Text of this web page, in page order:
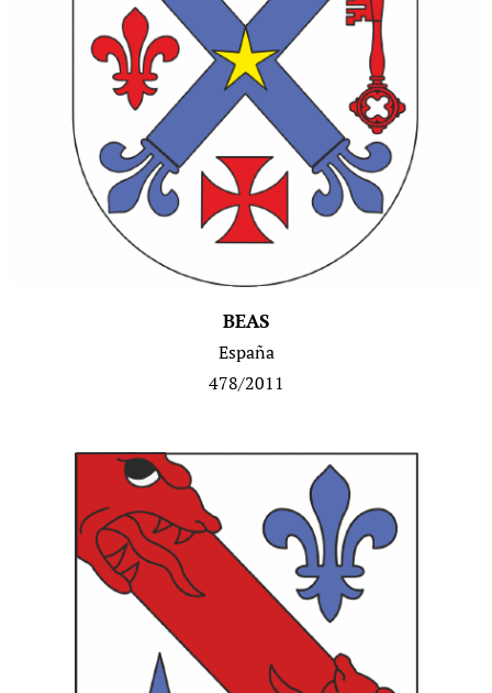
BEAS
España
478/2011